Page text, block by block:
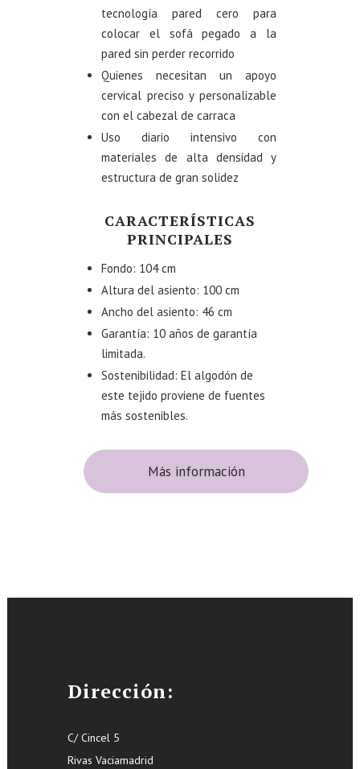
tecnología pared cero para
colocar el sofá pegado a la
pared sin perder recorrido
Quienes necesitan un apoyo
cervical preciso y personalizable
con el cabezal de carraca
Uso diario intensivo con
materiales de alta densidad y
estructura de gran solidez
CARACTERÍSTICAS
PRINCIPALES
Fondo: 104 cm
Altura del asiento: 100 cm
Ancho del asiento: 46 cm
Garantía: 10 años de garantía
limitada.
Sostenibilidad: El algodón de
este tejido proviene de fuentes
más sostenibles.
Más información
Dirección:
C/ Cincel 5
Rivas Vaciamadrid